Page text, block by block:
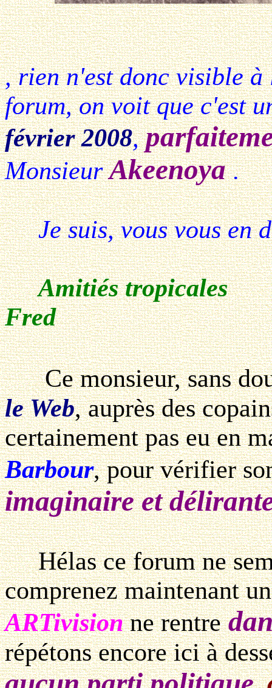
, rien n'est donc visible à
forum, on voit que c'est
février 2008,
MonsieurAkeenoya.
Je suis, vous vous en
Amitiés tropicales
Fred
Ce monsieur, sans
le Web, auprès des
certainement pas eu en
Barbour, pour vérifier
imaginaire et
Hélas ce forum ne
comprenez maintenant
ARTivisionne rentre
répétons encore ici à